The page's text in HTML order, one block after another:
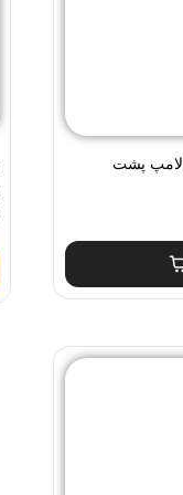
ریسه وایرلس 220 تراکم 120 لامپ پشت